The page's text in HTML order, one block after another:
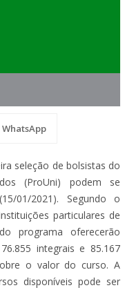
seleção de bolsistas do
(ProUni) podem se
01/2021). Segundo o
particulares de
programa oferecerão
integrais e 85.167
o valor do curso. A
disponíveis pode ser